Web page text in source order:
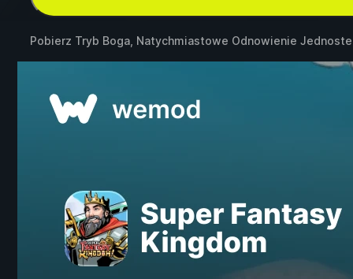
Pobierz Tryb Boga, Natychmiastowe Odnowienie